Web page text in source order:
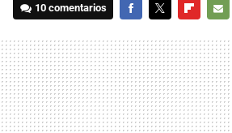
10 comentarios
MAIL